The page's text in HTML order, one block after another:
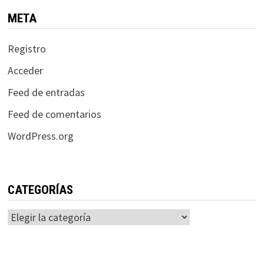
META
Registro
Acceder
Feed de entradas
Feed de comentarios
WordPress.org
CATEGORÍAS
Categorías